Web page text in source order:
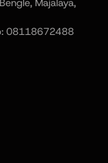
08118672488